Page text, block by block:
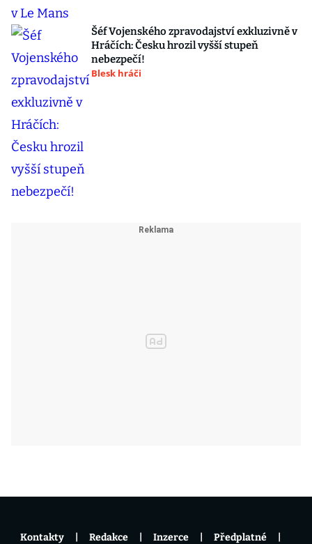
Šéf Vojenského zpravodajství exkluzivně v
Hráčích: Česku hrozil vyšší stupeň
nebezpečí!
Blesk hráči
Kontakty Redakce Inzerce Předplatné